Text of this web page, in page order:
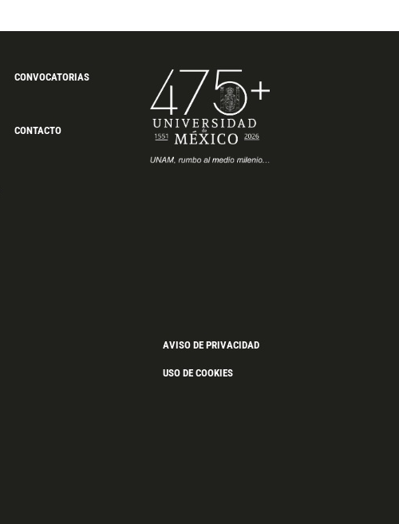
CONVOCATORIAS
CONTACTO
AVISO DE PRIVACIDAD
USO DE COOKIES